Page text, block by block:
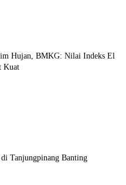
Hujan, BMKG: Nilai Indeks El
Kuat
Tanjungpinang Banting